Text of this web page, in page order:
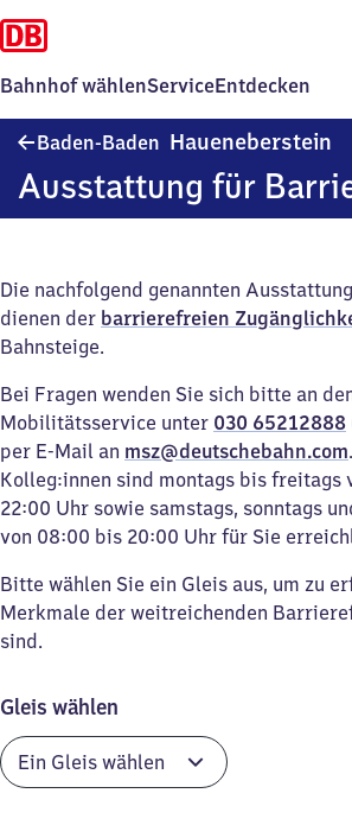
Bahnhof wählenServiceEntdecken
Baden-Baden Haueneberstein
Ausstattung für
Die nachfolgend genannten
dienen der barrierefreien
Bahnsteige.
Bei Fragen wenden Sie sich bitte an
Mobilitätsservice unter 030 65212888
per E-Mail an msz@deutschebahn.com
Kolleg:innen sind montags bis freitags
22:00 Uhr sowie samstags, sonntags
von 08:00 bis 20:00 Uhr für Sie
Bitte wählen Sie ein Gleis aus, um zu
Merkmale der weitreichenden
sind.
Gleis wählen